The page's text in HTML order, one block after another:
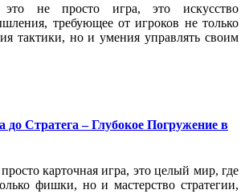
не просто игра, это искусство
требующее от игроков не только
тактики, но и умения управлять своим
Стратега – Глубокое Погружение в
карточная игра, это целый мир, где
фишки, но и мастерство стратегии,